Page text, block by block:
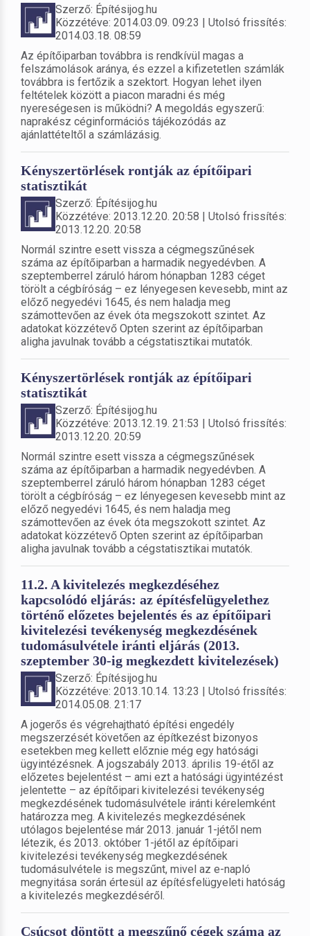
Szerző: Építésijog.hu
Közzétéve: 2014.03.09. 09:23 | Utolsó frissítés:
2014.03.18. 08:59
Az építőiparban továbbra is rendkívül magas a
felszámolások aránya, és ezzel a kifizetetlen számlák
továbbra is fertőzik a szektort. Hogyan lehet ilyen
feltételek között a piacon maradni és még
nyereségesen is működni? A megoldás egyszerű:
naprakész céginformációs tájékozódás az
ajánlattételtől a számlázásig.
Kényszertörlések rontják az építőipari
statisztikát
Szerző: Építésijog.hu
Közzétéve: 2013.12.20. 20:58 | Utolsó frissítés:
2013.12.20. 20:58
Normál szintre esett vissza a cégmegszűnések
száma az építőiparban a harmadik negyedévben. A
szeptemberrel záruló három hónapban 1283 céget
törölt a cégbíróság – ez lényegesen kevesebb, mint az
előző negyedévi 1645, és nem haladja meg
számottevően az évek óta megszokott szintet. Az
adatokat közzétevő Opten szerint az építőiparban
aligha javulnak tovább a cégstatisztikai mutatók.
Kényszertörlések rontják az építőipari
statisztikát
Szerző: Építésijog.hu
Közzétéve: 2013.12.19. 21:53 | Utolsó frissítés:
2013.12.20. 20:59
Normál szintre esett vissza a cégmegszűnések
száma az építőiparban a harmadik negyedévben. A
szeptemberrel záruló három hónapban 1283 céget
törölt a cégbíróság – ez lényegesen kevesebb mint az
előző negyedévi 1645, és nem haladja meg
számottevően az évek óta megszokott szintet. Az
adatokat közzétevő Opten szerint az építőiparban
aligha javulnak tovább a cégstatisztikai mutatók.
11.2. A kivitelezés megkezdéséhez
kapcsolódó eljárás: az építésfelügyelethez
történő előzetes bejelentés és az építőipari
kivitelezési tevékenység megkezdésének
tudomásulvétele iránti eljárás (2013.
szeptember 30-ig megkezdett kivitelezések)
Szerző: Építésijog.hu
Közzétéve: 2013.10.14. 13:23 | Utolsó frissítés:
2014.05.08. 21:17
A jogerős és végrehajtható építési engedély
megszerzését követően az építkezést bizonyos
esetekben meg kellett előznie még egy hatósági
ügyintézésnek. A jogszabály 2013. április 19-étől az
előzetes bejelentést – ami ezt a hatósági ügyintézést
jelentette – az építőipari kivitelezési tevékenység
megkezdésének tudomásulvétele iránti kérelemként
határozza meg. A kivitelezés megkezdésének
utólagos bejelentése már 2013. január 1-jétől nem
létezik, és 2013. október 1-jétől az építőipari
kivitelezési tevékenység megkezdésének
tudomásulvétele is megszűnt, mivel az e-napló
megnyitása során értesül az építésfelügyeleti hatóság
a kivitelezés megkezdéséről.
Csúcsot döntött a megszűnő cégek száma az